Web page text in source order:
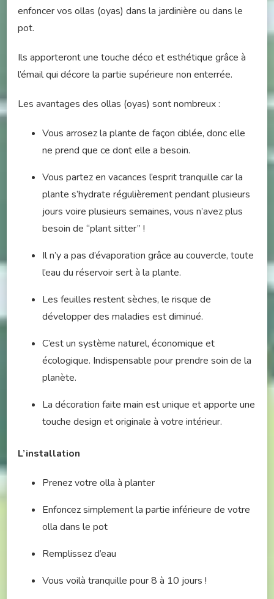
enfoncer vos ollas (oyas) dans la jardinière ou dans le
pot.
Ils apporteront une touche déco et esthétique grâce à
l’émail qui décore la partie supérieure non enterrée.
Les avantages des ollas (oyas) sont nombreux :
Vous arrosez la plante de façon ciblée, donc elle
ne prend que ce dont elle a besoin.
Vous partez en vacances l’esprit tranquille car la
plante s’hydrate régulièrement pendant plusieurs
jours voire plusieurs semaines, vous n’avez plus
besoin de “plant sitter” !
Il n’y a pas d’évaporation grâce au couvercle, toute
l’eau du réservoir sert à la plante.
Les feuilles restent sèches, le risque de
développer des maladies est diminué.
C’est un système naturel, économique et
écologique. Indispensable pour prendre soin de la
planète.
La décoration faite main est unique et apporte une
touche design et originale à votre intérieur.
L’installation
Prenez votre olla à planter
Enfoncez simplement la partie inférieure de votre
olla dans le pot
Remplissez d’eau
Vous voilà tranquille pour 8 à 10 jours !